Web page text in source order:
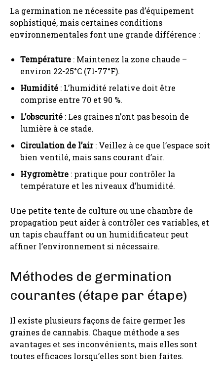
La germination ne nécessite pas d’équipement
sophistiqué, mais certaines conditions
environnementales font une grande différence :
Température : Maintenez la zone chaude –
environ 22-25°C (71-77°F).
Humidité : L’humidité relative doit être
comprise entre 70 et 90 %.
L’obscurité : Les graines n’ont pas besoin de
lumière à ce stade.
Circulation de l’air: Veillez à ce que l’espace soit
bien ventilé, mais sans courant d’air.
Hygromètre : pratique pour contrôler la
température et les niveaux d’humidité.
Une petite tente de culture ou une chambre de
propagation peut aider à contrôler ces variables, et
un tapis chauffant ou un humidificateur peut
affiner l’environnement si nécessaire.
Méthodes de germination
courantes (étape par étape)
Il existe plusieurs façons de faire germer les
graines de cannabis. Chaque méthode a ses
avantages et ses inconvénients, mais elles sont
toutes efficaces lorsqu’elles sont bien faites.